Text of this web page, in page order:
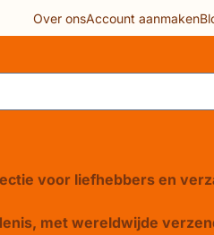
Over onsAccount aanmaken
voor liefhebbers en
met wereldwijde